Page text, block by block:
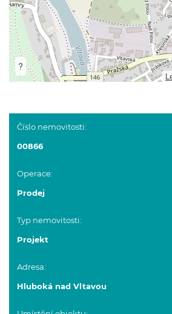
?
Číslo nemovitosti:
00866
Operace:
Prodej
Typ nemovitosti:
Projekt
Adresa:
Hluboká nad Vltavou